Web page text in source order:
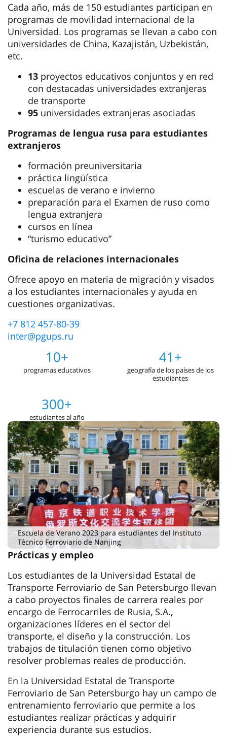
Cada año, más de 150 estudiantes participan en
programas de movilidad internacional de la
Universidad. Los programas se llevan a cabo con
universidades de China, Kazajistán, Uzbekistán,
etc.
13 proyectos educativos conjuntos y en red
con destacadas universidades extranjeras
de transporte
95 universidades extranjeras asociadas
Programas de lengua rusa para estudiantes
extranjeros
formación preuniversitaria
práctica lingüística
escuelas de verano e invierno
preparación para el Examen de ruso como
lengua extranjera
cursos en línea
“turismo educativo”
Oficina de relaciones internacionales
Ofrece apoyo en materia de migración y visados
a los estudiantes internacionales y ayuda en
cuestiones organizativas.
+7 812 457-80-39
inter@pgups.ru
10+
programas educativos
41+
geografía de los países de los
estudiantes
300+
estudiantes al año
Escuela de Verano 2023 para estudiantes del Instituto
Técnico Ferroviario de Nanjing
Prácticas y empleo
Los estudiantes de la Universidad Estatal de
Transporte Ferroviario de San Petersburgo llevan
a cabo proyectos finales de carrera reales por
encargo de Ferrocarriles de Rusia, S.A.,
organizaciones líderes en el sector del
transporte, el diseño y la construcción. Los
trabajos de titulación tienen como objetivo
resolver problemas reales de producción.
En la Universidad Estatal de Transporte
Ferroviario de San Petersburgo hay un campo de
entrenamiento ferroviario que permite a los
estudiantes realizar prácticas y adquirir
experiencia durante sus estudios.